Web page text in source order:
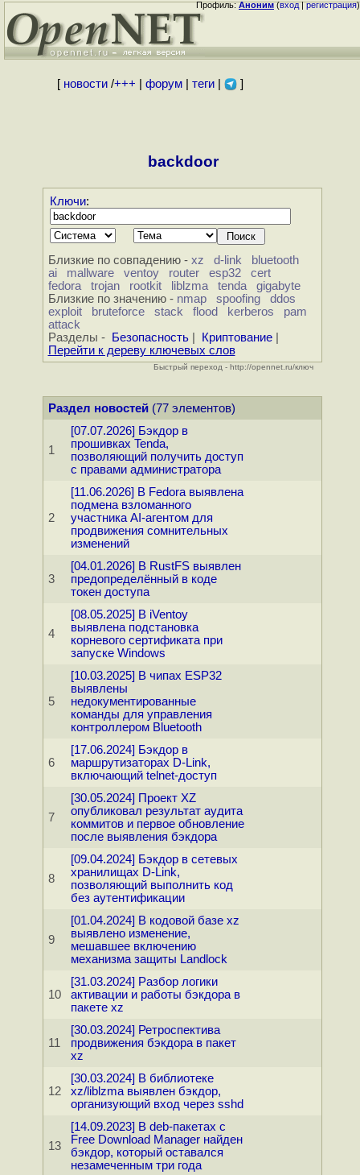
Профиль:Аноним(вход|регистрация)
[ новости/+++ форум| теги| ]
backdoor
Ключи:
Близкие по совпадению - xz d-link
bluetooth
ai
mallware ventoy router esp32
cert
fedora
trojan rootkit liblzma tenda
gigabyte
Близкие по значению - nmap spoofing
ddos
exploit
bruteforce stack flood kerberos
pam
attack
Разделы -
Безопасность| Криптование|
Перейти к дереву ключевых слов
Быстрый переход - http://opennet.ru/ключ
Раздел новостей(77 элементов)
1
[07.07.2026] Бэкдор в
прошивках Tenda,
позволяющий получить доступ
с правами администратора
2
[11.06.2026] В Fedora выявлена
подмена взломанного
участника AI-агентом для
продвижения сомнительных
изменений
3
[04.01.2026] В RustFS выявлен
предопределённый в коде
токен доступа
4
[08.05.2025] В iVentoy
выявлена подстановка
корневого сертификата при
запуске Windows
5
[10.03.2025] В чипах ESP32
выявлены
недокументированные
команды для управления
контроллером Bluetooth
6
[17.06.2024] Бэкдор в
маршрутизаторах D-Link,
включающий telnet-доступ
7
[30.05.2024] Проект XZ
опубликовал результат аудита
коммитов и первое обновление
после выявления бэкдора
8
[09.04.2024] Бэкдор в сетевых
хранилищах D-Link,
позволяющий выполнить код
без аутентификации
9
[01.04.2024] В кодовой базе xz
выявлено изменение,
мешавшее включению
механизма защиты Landlock
10
[31.03.2024] Разбор логики
активации и работы бэкдора в
пакете xz
11
[30.03.2024] Ретроспектива
продвижения бэкдора в пакет
xz
12
[30.03.2024] В библиотеке
xz/liblzma выявлен бэкдор,
организующий вход через sshd
13
[14.09.2023] В deb-пакетах с
Free Download Manager найден
бэкдор, который оставался
незамеченным три года